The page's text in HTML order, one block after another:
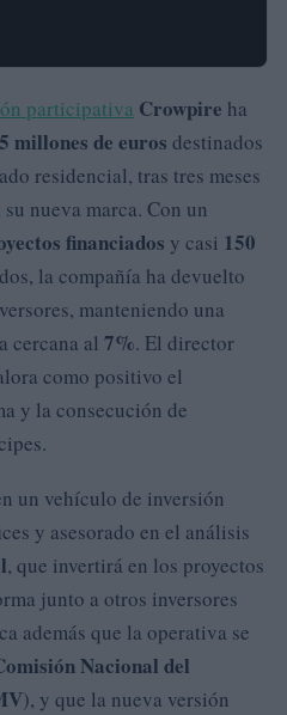
participativa Crowpire ha
millones de euros destinados
residencial, tras tres meses
nueva marca. Con un
financiados y casi 150
la compañía ha devuelto
manteniendo una
cercana al 7%. El director
como positivo el
y la consecución de
un vehículo de inversión
y asesorado en el análisis
, que invertirá en los proyectos
junto a otros inversores
además que la operativa se
Nacional del
), y que la nueva versión